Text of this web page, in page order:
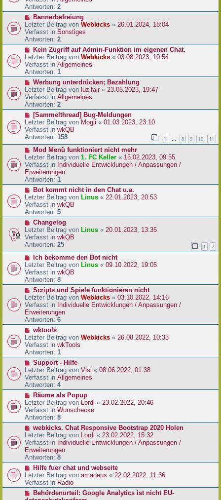
i
t
a
g
e
r
B
e
i
t
a
g
Antworten: 2
N
e
u
e
r
B
e
i
t
a
g
Bannerbefreiung
Letzter Beitrag von Webkicks « 26.01.2024, 18:04
Verfasst in Sonstiges
Antworten: 2
N
e
u
e
r
B
e
i
t
a
g
Kein Zugriff auf Admin-Funktion im eigenen Chat.
Letzter Beitrag von Webkicks « 03.08.2023, 10:54
Verfasst in Allgemeines
Antworten: 1
N
e
u
e
r
B
e
i
t
a
g
Werbung unterdrücken; Bezahlung
Letzter Beitrag von luzifair « 23.05.2023, 19:47
Verfasst in Allgemeines
Antworten: 2
N
e
u
e
r
B
e
i
t
r
a
g
[Sammelthread] Bug-Meldungen
Letzter Beitrag von Mogli « 01.03.2023, 23:10
Verfasst in wkQB
Antworten: 158 1 … 8 9 10 11
N
e
u
e
r
B
e
i
t
r
a
g
Mod Menü funktioniert nicht mehr
Letzter Beitrag von 1. FC Keller « 15.02.2023, 09:55
Verfasst in Individuelle Entwicklungen / Anpassungen /
Erweiterungen
Antworten: 1
N
e
u
e
r
B
e
i
t
a
g
Bot kommt nicht in den Chat u.a.
Letzter Beitrag von Linus « 22.01.2023, 20:53
Verfasst in wkQB
Antworten: 5
N
e
u
e
r
B
e
i
t
a
g
Changelog
Letzter Beitrag von Linus « 20.01.2023, 13:35
Verfasst in wkQB
Antworten: 25 1 2
N
e
u
e
r
B
e
i
t
r
a
g
Ich bekomme den Bot nicht
Letzter Beitrag von Linus « 09.10.2022, 19:05
Verfasst in wkQB
Antworten: 8
N
e
u
e
r
B
e
i
t
r
a
g
Scripts und Spiele funktionieren nicht
Letzter Beitrag von Webkicks « 03.10.2022, 14:16
Verfasst in Individuelle Entwicklungen / Anpassungen /
Erweiterungen
Antworten: 6
N
e
u
e
r
B
e
i
t
a
g
wktools
Letzter Beitrag von Webkicks « 26.08.2022, 10:33
Verfasst in wkTools
Antworten: 1
N
e
u
e
r
B
e
i
t
a
g
Support - Hilfe
Letzter Beitrag von Visi « 08.06.2022, 01:38
Verfasst in Allgemeines
Antworten: 4
N
e
u
e
r
B
e
i
t
r
a
g
Räume als Popup
Letzter Beitrag von Lordi « 23.02.2022, 20:46
Verfasst in Wunschecke
Antworten: 8
N
e
u
e
r
B
e
i
t
webkicks. Chat Responsive Bootstrap 2020 Holen
Letzter Beitrag von Lordi « 23.02.2022, 15:32
Verfasst in Individuelle Entwicklungen / Anpassungen /
Erweiterungen
Antworten: 8
N
e
u
e
Hilfe fuer chat und webseite
Letzter Beitrag von amadeus « 22.02.2022, 11:36
Verfasst in Radio
NBehördenurteil: Google Analytics ist nicht EU-